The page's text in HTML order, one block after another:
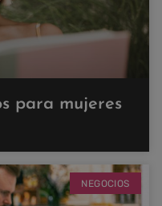
para mujeres
NEGOCIOS